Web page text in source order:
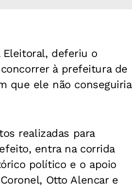
Eleitoral, deferiu o
à prefeitura de
que ele não conseguiria
realizadas para
entra na corrida
político e o apoio
Otto Alencar e